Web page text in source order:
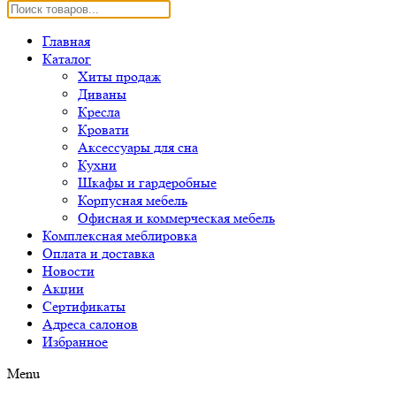
Главная
Каталог
Хиты продаж
Диваны
Кресла
Кровати
Аксессуары для сна
Кухни
Шкафы и гардеробные
Корпусная мебель
Офисная и коммерческая мебель
Комплексная меблировка
Оплата и доставка
Новости
Акции
Сертификаты
Адреса салонов
Избранное
Menu